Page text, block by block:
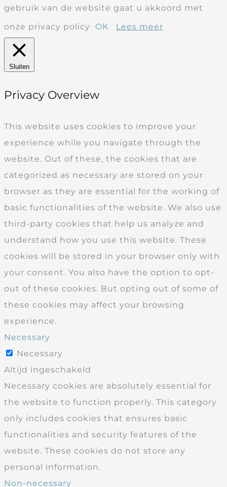
gebruik van de website gaat u akkoord met
onze privacy policy
OK Lees meer
Sluiten
Privacy Overview
This website uses cookies to improve your
experience while you navigate through the
website. Out of these, the cookies that are
categorized as necessary are stored on your
browser as they are essential for the working of
basic functionalities of the website. We also use
third-party cookies that help us analyze and
understand how you use this website. These
cookies will be stored in your browser only with
your consent. You also have the option to opt-
out of these cookies. But opting out of some of
these cookies may affect your browsing
experience.
Necessary
Necessary
Altijd ingeschakeld
Necessary cookies are absolutely essential for
the website to function properly. This category
only includes cookies that ensures basic
functionalities and security features of the
website. These cookies do not store any
personal information.
Non-necessary